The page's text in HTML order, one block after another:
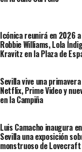
Icónica reunirá en 2026
Robbie Williams, Lola
Kravitz en la Plaza de
Sevilla vive una
Netflix, Prime Video y
en la Campiña
Luis Camacho inaugura
Sevilla una exposición
monstruoso de Lovecraft